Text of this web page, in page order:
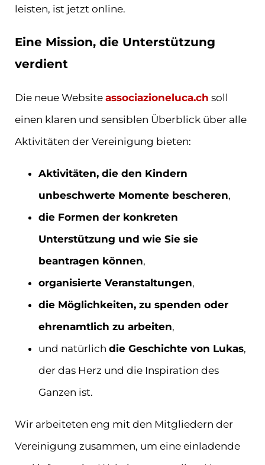
leisten, ist jetzt online.
Eine Mission, die Unterstützung
verdient
Die neue Website associazioneluca.ch soll
einen klaren und sensiblen Überblick über alle
Aktivitäten der Vereinigung bieten:
Aktivitäten, die den Kindern
unbeschwerte Momente bescheren,
die Formen der konkreten
Unterstützung und wie Sie sie
beantragen können,
organisierte Veranstaltungen,
die Möglichkeiten, zu spenden oder
ehrenamtlich zu arbeiten,
und natürlich die Geschichte von Lukas,
der das Herz und die Inspiration des
Ganzen ist.
Wir arbeiteten eng mit den Mitgliedern der
Vereinigung zusammen, um eine einladende